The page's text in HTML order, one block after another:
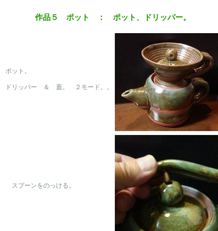
作品５ ポット ： ポット、ドリッパー。
ポット。
ドリッパー　＆　蓋。　２モード。。
スプーンをのっける。